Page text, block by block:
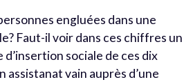
engluées dans une
Faut-il voir dans ces chiffres un
sociale de ces dix
assistanat vain auprès d’une